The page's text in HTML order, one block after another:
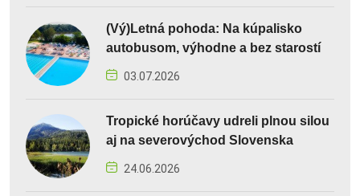
(Vý)Letná pohoda: Na kúpalisko
autobusom, výhodne a bez starostí
03.07.2026
Tropické horúčavy udreli plnou silou
aj na severovýchod Slovenska
24.06.2026